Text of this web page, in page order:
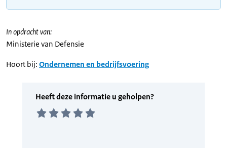
In opdracht van:
Ministerie van Defensie
Hoort bij: Ondernemen en bedrijfsvoering